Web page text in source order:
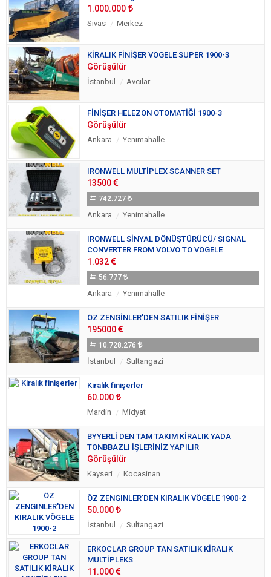
1.000.000
Sivas Merkez
KİRALIK FİNİŞER VÖGELE SUPER 1900-3
Görüşülür
İstanbul Avcılar
FİNİŞER HELEZON OTOMATİĞİ 1900-3
Görüşülür
Ankara Yenimahalle
IRONWELL MULTİPLEX SCANNER SET
13500
742.727
Ankara Yenimahalle
IRONWELL SİNYAL DÖNÜŞTÜRÜCÜ/ SIGNAL
CONVERTER FROM VOLVO TO VÖGELE
1.032
56.777
Ankara Yenimahalle
ÖZ ZENGİNLER'DEN SATILIK FİNİŞER
195000
10.728.276
İstanbul Sultangazi
Kiralık finişerler
60.000
Mardin Midyat
BYYERLİ DEN TAM TAKIM KİRALIK YADA
TONBBAZLI İŞLERİNİZ YAPILIR
Görüşülür
Kayseri Kocasinan
ÖZ ZENGINLER'DEN KIRALIK VÖGELE 1900-2
50.000
İstanbul Sultangazi
ERKOCLAR GROUP TAN SATILIK KİRALIK
MULTİPLEKS
11.000